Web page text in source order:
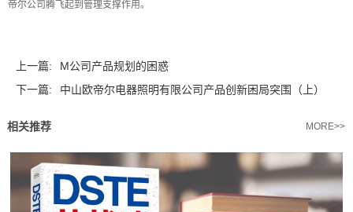
帝尔公司腾飞起到管理支撑作用。
上一篇:
M公司产品规划的困惑
下一篇:
中山欧帝尔电器照明有限公司产品创新困局突围（上）
相关推荐 MORE>>